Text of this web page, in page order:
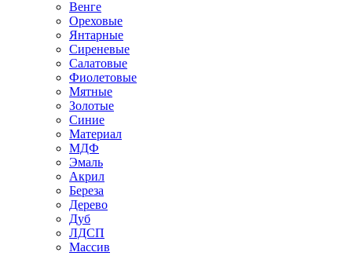
Венге
Ореховые
Янтарные
Сиреневые
Салатовые
Фиолетовые
Мятные
Золотые
Синие
Материал
МДФ
Эмаль
Акрил
Береза
Дерево
Дуб
ЛДСП
Массив